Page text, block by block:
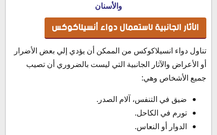
والأسنان
الآثار الجانبية لاستعمال دواء أنسيلاكوكس
تناول دواء انسيلاكوكس من الممكن أن يؤدي إلي بعض الأضرار
أو الأعراض والآثار الجانبية التي ليست بالضروري أن تصيب
جميع الأشخاص وهي:
ضيق في التنفس، آلام الصدر.
تورم في الكاحل.
الدوار أو النعاس.